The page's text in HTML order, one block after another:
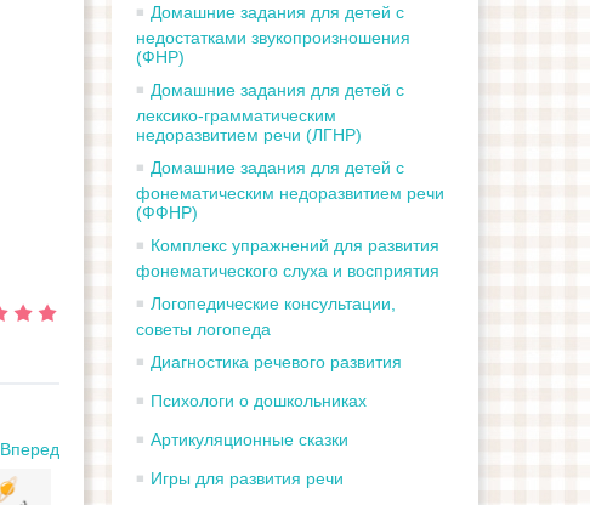
Вперед
Домашние задания для детей с
недостатками звукопроизношения
(ФНР)
Домашние задания для детей с
лексико-грамматическим
недоразвитием речи (ЛГНР)
Домашние задания для детей с
фонематическим недоразвитием речи
(ФФНР)
Комплекс упражнений для развития
фонематического слуха и восприятия
Логопедические консультации,
советы логопеда
Диагностика речевого развития
Психологи о дошкольниках
Артикуляционные сказки
Игры для развития речи